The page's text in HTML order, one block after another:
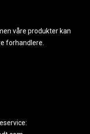
våre produkter kan
forhandlere.